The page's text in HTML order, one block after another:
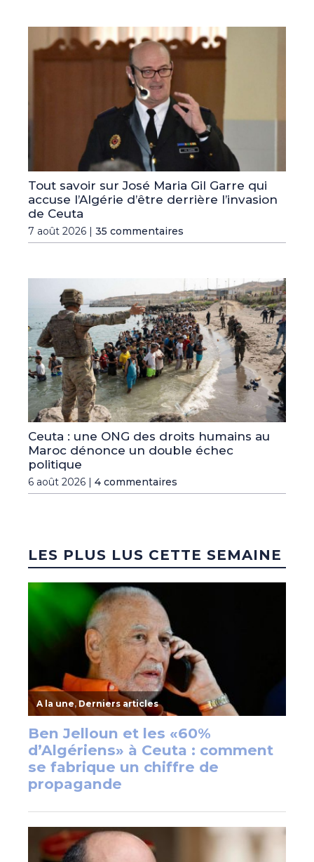
Tout savoir sur José Maria Gil Garre qui
accuse l’Algérie d’être derrière l’invasion
de Ceuta
7 août 2026 | 35 commentaires
Ceuta : une ONG des droits humains au
Maroc dénonce un double échec
politique
6 août 2026 | 4 commentaires
LES PLUS LUS CETTE SEMAINE